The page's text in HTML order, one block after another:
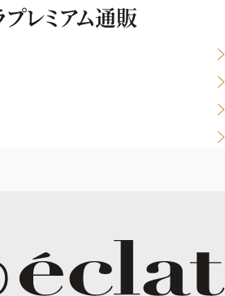
レミアム通販